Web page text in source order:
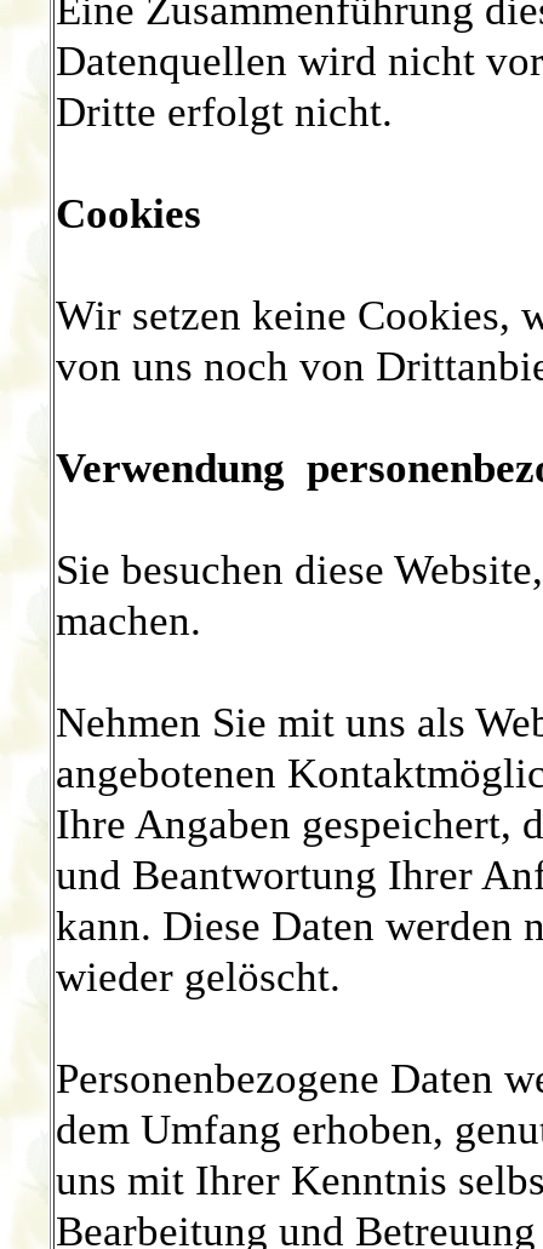
Datenquellen wird nicht
Dritte erfolgt nicht.
Cookies
Wir setzen keine Cookies,
von uns noch von
Verwendung
Sie besuchen diese
machen.
Nehmen Sie mit uns als
angebotenen
Ihre Angaben gespeichert,
und Beantwortung Ihrer
kann. Diese Daten werden
wieder gelöscht.
Personenbezogene Daten
dem Umfang erhoben,
uns mit Ihrer Kenntnis
Bearbeitung und